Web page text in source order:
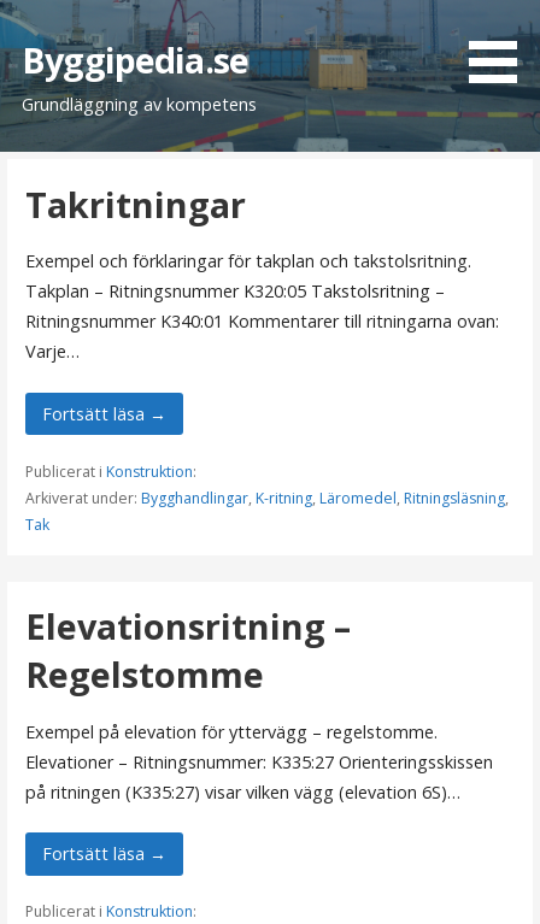
H
o
p
p
Byggipedia.se
Grundläggning av kompetens
Takritningar
Exempel och förklaringar för takplan och takstolsritning.
Takplan – Ritningsnummer K320:05 Takstolsritning –
Ritningsnummer K340:01 Kommentarer till ritningarna ovan:
Varje…
Fortsätt läsa →
Publicerat i Konstruktion:
Arkiverat under: Bygghandlingar, K-ritning, Läromedel, Ritningsläsning,
Tak
Elevationsritning –
Regelstomme
Exempel på elevation för yttervägg – regelstomme.
Elevationer – Ritningsnummer: K335:27 Orienteringsskissen
på ritningen (K335:27) visar vilken vägg (elevation 6S)…
Fortsätt läsa →
Publicerat i Konstruktion: